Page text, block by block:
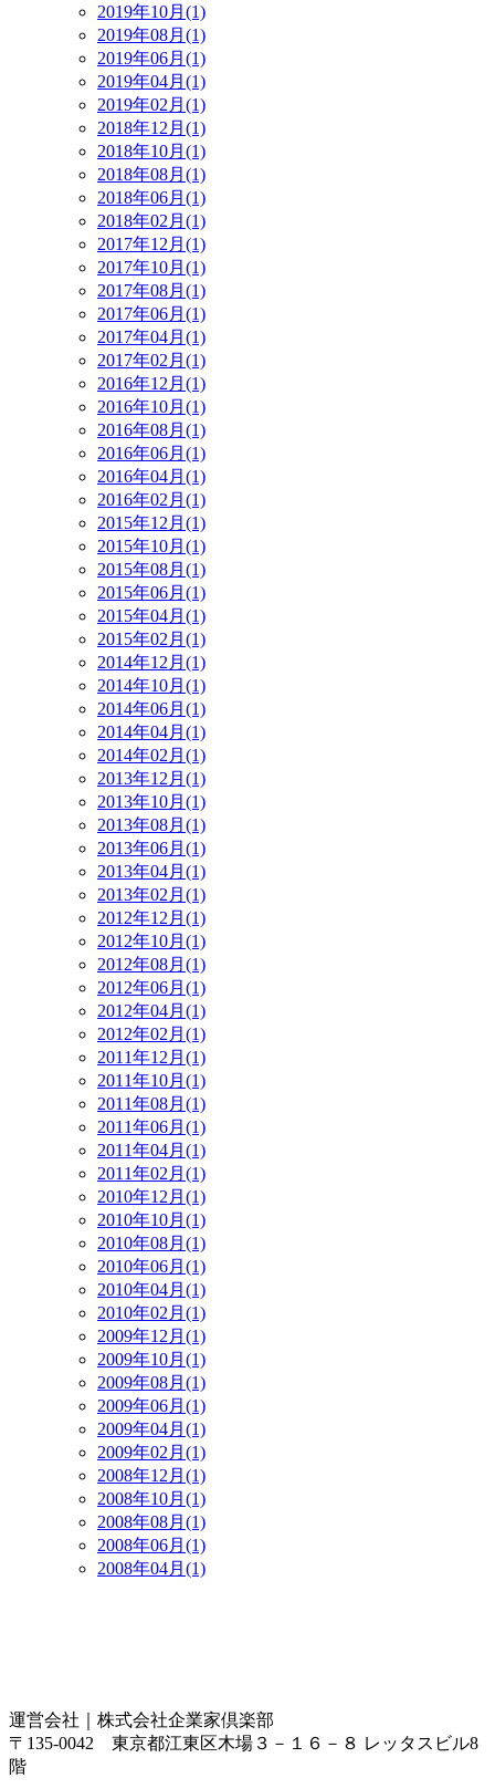
2019年10月(1)
2019年08月(1)
2019年06月(1)
2019年04月(1)
2019年02月(1)
2018年12月(1)
2018年10月(1)
2018年08月(1)
2018年06月(1)
2018年02月(1)
2017年12月(1)
2017年10月(1)
2017年08月(1)
2017年06月(1)
2017年04月(1)
2017年02月(1)
2016年12月(1)
2016年10月(1)
2016年08月(1)
2016年06月(1)
2016年04月(1)
2016年02月(1)
2015年12月(1)
2015年10月(1)
2015年08月(1)
2015年06月(1)
2015年04月(1)
2015年02月(1)
2014年12月(1)
2014年10月(1)
2014年06月(1)
2014年04月(1)
2014年02月(1)
2013年12月(1)
2013年10月(1)
2013年08月(1)
2013年06月(1)
2013年04月(1)
2013年02月(1)
2012年12月(1)
2012年10月(1)
2012年08月(1)
2012年06月(1)
2012年04月(1)
2012年02月(1)
2011年12月(1)
2011年10月(1)
2011年08月(1)
2011年06月(1)
2011年04月(1)
2011年02月(1)
2010年12月(1)
2010年10月(1)
2010年08月(1)
2010年06月(1)
2010年04月(1)
2010年02月(1)
2009年12月(1)
2009年10月(1)
2009年08月(1)
2009年06月(1)
2009年04月(1)
2009年02月(1)
2008年12月(1)
2008年10月(1)
2008年08月(1)
2008年06月(1)
2008年04月(1)
運営会社｜ 株式会社企業家倶楽部
〒135-0042 東京都江東区木場３－１６－８ レッタスビル8
階